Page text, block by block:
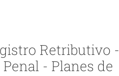
Retributivo -
- Planes de